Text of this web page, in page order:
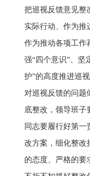
把巡视反馈意见整
实际行动、作为推
作为推动各项工作
强“四个意识”、坚
护”的高度推进巡
对巡视反馈的问题
底整改，领导班子
同志要履行好第一
改方案，细化整改
的态度、严格的要